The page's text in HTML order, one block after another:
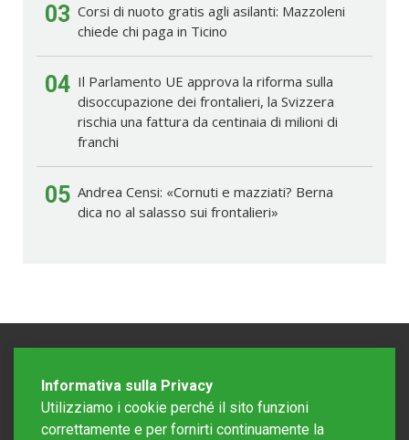
03 Corsi di nuoto gratis agli asilanti: Mazzoleni
chiede chi paga in Ticino
04 Il Parlamento UE approva la riforma sulla
disoccupazione dei frontalieri, la Svizzera
rischia una fattura da centinaia di milioni di
franchi
05 Andrea Censi: «Cornuti e mazziati? Berna
dica no al salasso sui frontalieri»
Informativa sulla Privacy
Utilizziamo i cookie perché il sito funzioni
correttamente e per fornirti continuamente la